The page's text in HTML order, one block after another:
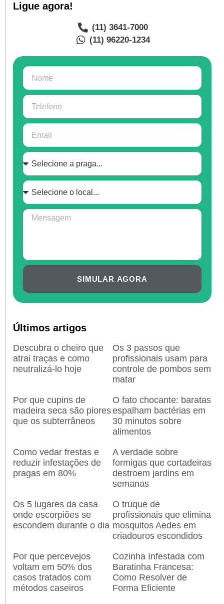
Ligue agora!
(11) 3641-7000
(11) 96220-1234
SIMULAR AGORA
Últimos artigos
Descubra o cheiro que
atrai traças e como
neutralizá-lo hoje
Os 3 passos que
profissionais usam para
controle de pombos sem
matar
Por que cupins de
madeira seca são piores
que os subterrâneos
O fato chocante: baratas
espalham bactérias em
30 minutos sobre
alimentos
Como vedar frestas e
reduzir infestações de
pragas em 80%
A verdade sobre
formigas que cortadeiras
destroem jardins em
semanas
Os 5 lugares da casa
onde escorpiões se
escondem durante o dia
O truque de
profissionais que elimina
mosquitos Aedes em
criadouros escondidos
Por que percevejos
voltam em 50% dos
casos tratados com
métodos caseiros
Cozinha Infestada com
Baratinha Francesa:
Como Resolver de
Forma Eficiente